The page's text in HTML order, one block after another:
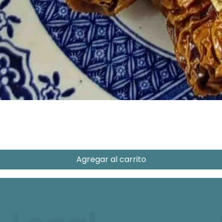
Agregar al carrito